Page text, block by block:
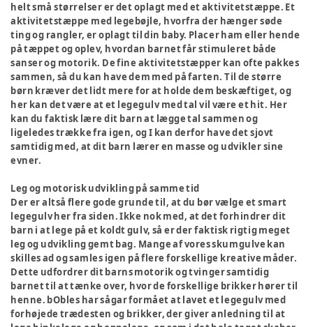
helt små størrelser er det oplagt med et aktivitetstæppe. Et
aktivitetstæppe med legebøjle, hvorfra der hænger søde
ting og rangler, er oplagt til din baby. Placer ham eller hende
på tæppet og oplev, hvordan barnet får stimuleret både
sanser og motorik. De fine aktivitetstæpper kan ofte pakkes
sammen, så du kan have dem med på farten. Til de større
børn kræver det lidt mere for at holde dem beskæftiget, og
her kan det være at et legegulv med tal vil være et hit. Her
kan du faktisk lære dit barn at lægge tal sammen og
ligeledes trække fra igen, og I kan derfor have det sjovt
samtidig med, at dit barn lærer en masse og udvikler sine
evner.
Leg og motorisk udvikling på samme tid
Der er altså flere gode grunde til, at du bør vælge et smart
legegulv her fra siden. Ikke nok med, at det forhindrer dit
barn i at lege på et koldt gulv, så er der faktisk rigtig meget
leg og udvikling gemt bag. Mange af vores skumgulve kan
skilles ad og samles igen på flere forskellige kreative måder.
Dette udfordrer dit barns motorik og tvinger samtidig
barnet til at tænke over, hvor de forskellige brikker hører til
henne. bObles har sågar formået at lavet et legegulv med
forhøjede trædesten og brikker, der giver anledning til at